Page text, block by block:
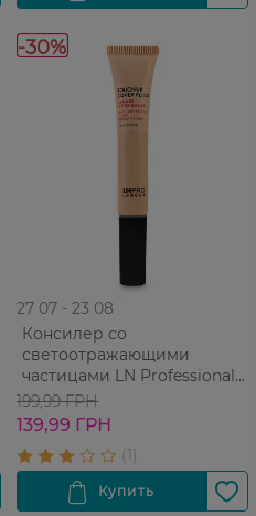
-30%
27 07 - 23 08
Консилер со
светоотражающими
частицами LN Professional
Touch-Up Cover Fluid №102
Натуральный бежевый 15
199,99 ГРН
139,99 ГРН